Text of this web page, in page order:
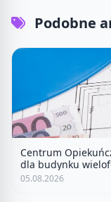
Podobne
Centrum
dla budynku
05.08.2026